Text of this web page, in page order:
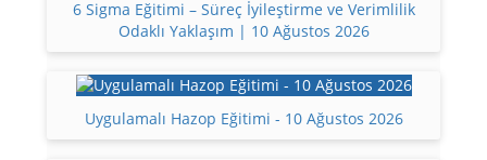
6 Sigma Eğitimi – Süreç İyileştirme ve Verimlilik
Odaklı Yaklaşım | 10 Ağustos 2026
Uygulamalı Hazop Eğitimi - 10 Ağustos 2026